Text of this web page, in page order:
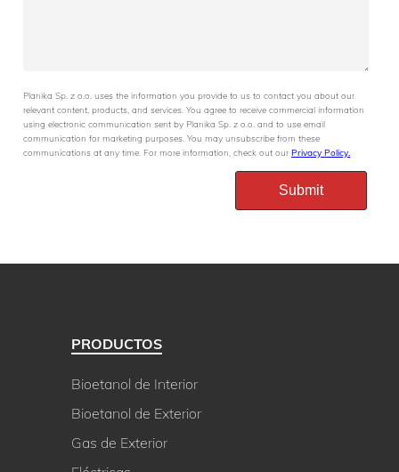
Planika Sp. z o.o. uses the information you provide to us to contact you about our
relevant content, products, and services. You agree to receive commercial information
using electronic communication sent by Planika Sp. z o.o. and to use email
communication for marketing purposes. You may unsubscribe from these
communications at any time. For more information, check out our Privacy Policy.
PRODUCTOS
Bioetanol de Interior
Bioetanol de Exterior
Gas de Exterior